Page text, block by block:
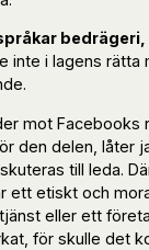
bedrägeri,
inte i lagens rätta
mot Facebooks
den delen, låter
till leda.
ett etiskt och
eller ett
för skulle det